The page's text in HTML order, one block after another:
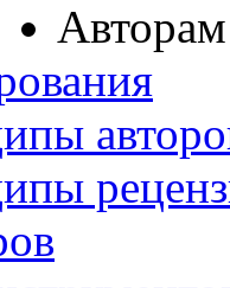
Авторам